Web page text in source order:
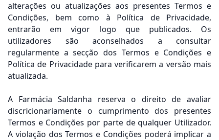
alterações ou atualizações aos presentes Termos e
Condições, bem como à Política de Privacidade,
entrarão em vigor logo que publicados. Os
utilizadores são aconselhados a consultar
regularmente a secção dos Termos e Condições e
Política de Privacidade para verificarem a versão mais
atualizada.
A Farmácia Saldanha reserva o direito de avaliar
discricionariamente o cumprimento dos presentes
Termos e Condições por parte de qualquer Utilizador.
A violação dos Termos e Condições poderá implicar a